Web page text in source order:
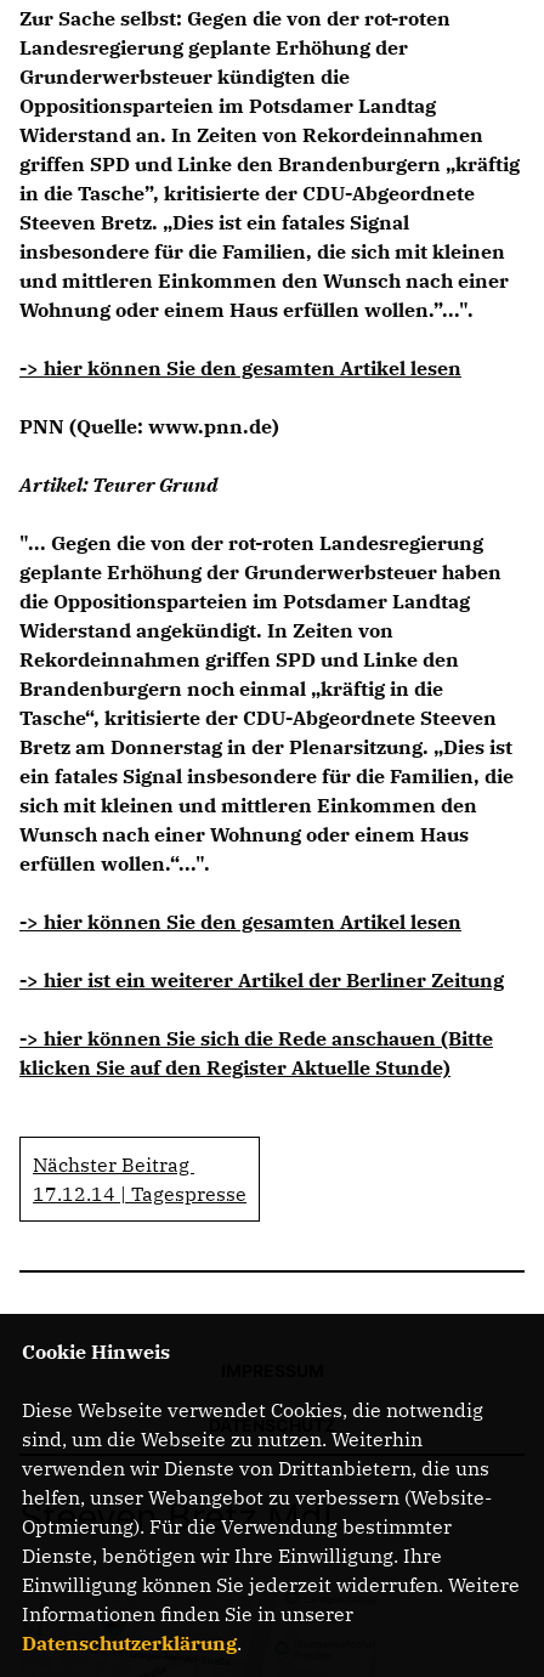
Zur Sache selbst: Gegen die von der rot-roten
Landesregierung geplante Erhöhung der
Grunderwerbsteuer kündigten die
Oppositionsparteien im Potsdamer Landtag
Widerstand an. In Zeiten von Rekordeinnahmen
griffen SPD und Linke den Brandenburgern „kräftig
in die Tasche”, kritisierte der CDU-Abgeordnete
Steeven Bretz. „Dies ist ein fatales Signal
insbesondere für die Familien, die sich mit kleinen
und mittleren Einkommen den Wunsch nach einer
Wohnung oder einem Haus erfüllen wollen.”...".
-> hier können Sie den gesamten Artikel lesen
PNN (Quelle: www.pnn.de)
Artikel: Teurer Grund
"... Gegen die von der rot-roten Landesregierung
geplante Erhöhung der Grunderwerbsteuer haben
die Oppositionsparteien im Potsdamer Landtag
Widerstand angekündigt. In Zeiten von
Rekordeinnahmen griffen SPD und Linke den
Brandenburgern noch einmal „kräftig in die
Tasche“, kritisierte der CDU-Abgeordnete Steeven
Bretz am Donnerstag in der Plenarsitzung. „Dies ist
ein fatales Signal insbesondere für die Familien, die
sich mit kleinen und mittleren Einkommen den
Wunsch nach einer Wohnung oder einem Haus
erfüllen wollen.“...".
-> hier können Sie den gesamten Artikel lesen
-> hier ist ein weiterer Artikel der Berliner Zeitung
-> hier können Sie sich die Rede anschauen (Bitte
klicken Sie auf den Register Aktuelle Stunde)
Nächster Beitrag
17.12.14 | Tagespresse
Steeven Bretz MdL
Cookie Hinweis
Diese Webseite verwendet Cookies, die notwendig
sind, um die Webseite zu nutzen. Weiterhin
verwenden wir Dienste von Drittanbietern, die uns
helfen, unser Webangebot zu verbessern (Website-
Optmierung). Für die Verwendung bestimmter
Dienste, benötigen wir Ihre Einwilligung. Ihre
Einwilligung können Sie jederzeit widerrufen. Weitere
Informationen finden Sie in unserer
Datenschutzerklärung.